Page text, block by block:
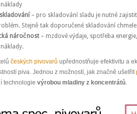
– pro skladování sladu je nutné
Stejně tak doporučené skladování
náročnost – mzdové výdaje, spotřeba
českých pivovarů upřednostňuje efektivitu a
piva. Jednou z možností, jak značně ušetřit
technologie výrobou mladiny z koncentrátů.